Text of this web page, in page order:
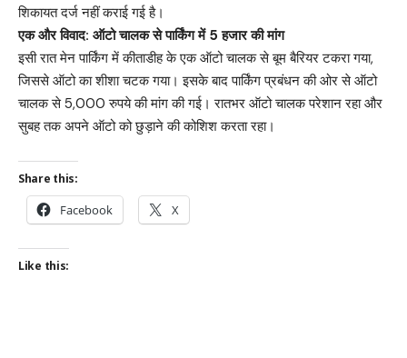
शिकायत दर्ज नहीं कराई गई है।
एक और विवाद: ऑटो चालक से पार्किंग में 5 हजार की मांग
इसी रात मेन पार्किंग में कीताडीह के एक ऑटो चालक से बूम बैरियर टकरा गया,
जिससे ऑटो का शीशा चटक गया। इसके बाद पार्किंग प्रबंधन की ओर से ऑटो
चालक से 5,000 रुपये की मांग की गई। रातभर ऑटो चालक परेशान रहा और
सुबह तक अपने ऑटो को छुड़ाने की कोशिश करता रहा।
Share this:
Facebook X
Like this: